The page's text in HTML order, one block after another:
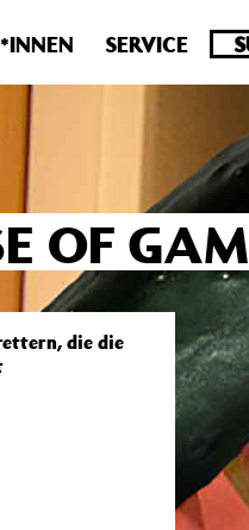
get_permalink(). in /
SERVICE
OF
die die